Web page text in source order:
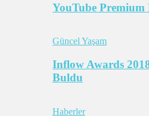
YouTube Premium
Güncel Yaşam
Inflow Awards
Buldu
Haberler